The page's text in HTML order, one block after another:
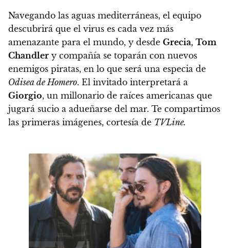
Navegando las aguas mediterráneas, el equipo
descubrirá que el virus es cada vez más
amenazante para el mundo, y desde Grecia, Tom
Chandler y compañía se toparán con nuevos
enemigos piratas, en lo que será una especia de
Odisea de Homero. El invitado interpretará a
Giorgio, un millonario de raíces americanas que
jugará sucio a adueñarse del mar. Te compartimos
las primeras imágenes, cortesía de TVLine.